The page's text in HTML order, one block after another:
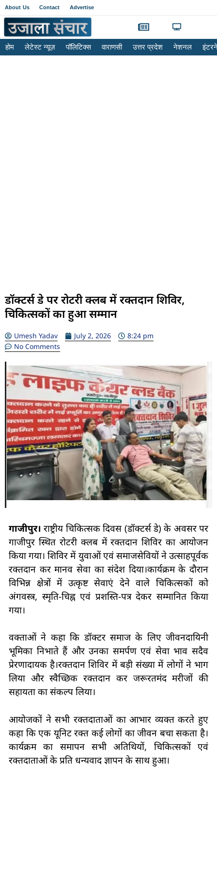
About Us Contact Advertise
होम लेटेस्ट न्यूज़ पॉलिटिक्स वाराणसी उत्तर प्रदेश नेशनल
डॉक्टर्स डे पर रोटरी क्लब में रक्तदान शिविर,
चिकित्सकों का हुआ सम्मान
Umesh Yadav July 2, 2026
8:24 pm
No Comments
गाजीपुर।राष्ट्रीय चिकित्सक दिवस (डॉक्टर्स डे) के अवसर पर
गाजीपुर स्थित रोटरी क्लब में रक्तदान शिविर का आयोजन
किया गया। शिविर में युवाओं एवं समाजसेवियों ने उत्साहपूर्वक
रक्तदान कर मानव सेवा का संदेश दिया।कार्यक्रम के दौरान
विभिन्न क्षेत्रों में उत्कृष्ट सेवाएं देने वाले चिकित्सकों को
अंगवस्त्र, स्मृति-चिह्न एवं प्रशस्ति-पत्र देकर सम्मानित किया
गया।
वक्ताओं ने कहा कि डॉक्टर समाज के लिए जीवनदायिनी
भूमिका निभाते हैं और उनका समर्पण एवं सेवा भाव सदैव
प्रेरणादायक है।रक्तदान शिविर में बड़ी संख्या में लोगों ने भाग
लिया और स्वैच्छिक रक्तदान कर जरूरतमंद मरीजों की
सहायता का संकल्प लिया।
आयोजकों ने सभी रक्तदाताओं का आभार व्यक्त करते हुए
कहा कि एक यूनिट रक्त कई लोगों का जीवन बचा सकता है।
कार्यक्रम का समापन सभी अतिथियों, चिकित्सकों एवं
रक्तदाताओं के प्रति धन्यवाद ज्ञापन के साथ हुआ।